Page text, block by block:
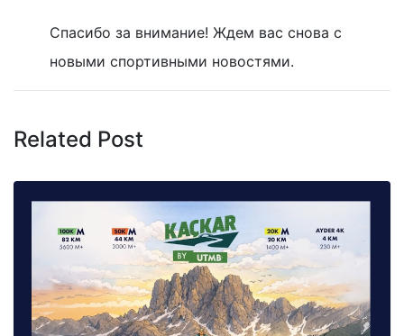
Спасибо за внимание! Ждем вас снова с
новыми спортивными новостями.
Related Post